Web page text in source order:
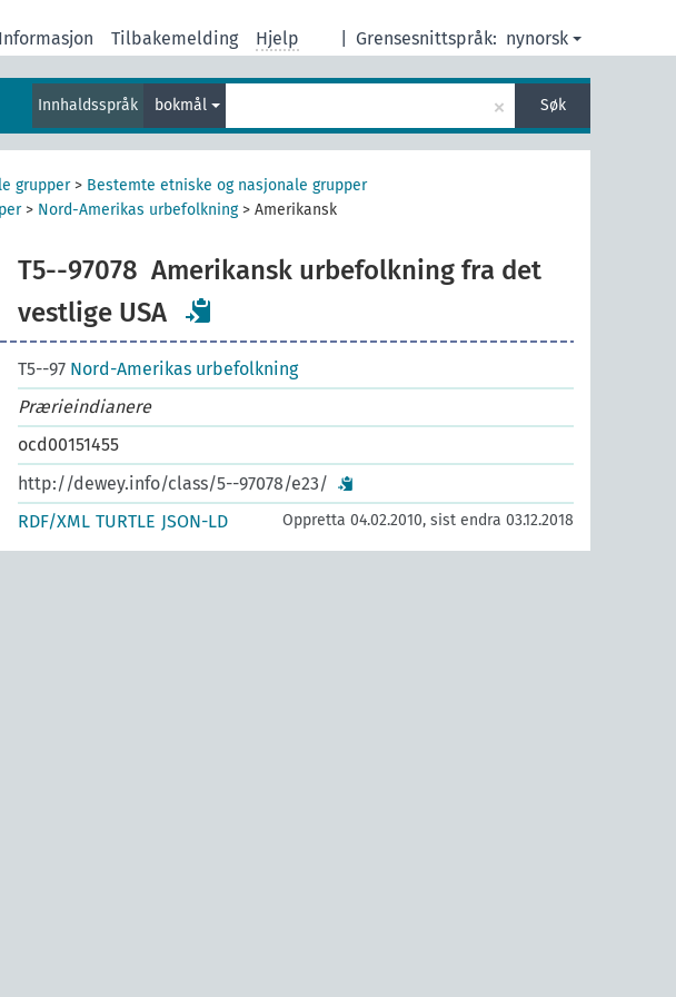
Grensesnittspråk: nynorsk
Informasjon Tilbakemelding Hjelp
Innhaldsspråk bokmål × Søk
grupper> Bestemte etniske og nasjonale grupper
> Nord-Amerikas urbefolkning> Amerikansk
T5--97078 Amerikansk urbefolkning fra det
vestlige USA
T5--97 Nord-Amerikas urbefolkning
Prærieindianere
ocd00151455
http://dewey.info/class/5--97078/e23/
RDF/XML TURTLE JSON-LD Oppretta 04.02.2010, sist endra 03.12.2018